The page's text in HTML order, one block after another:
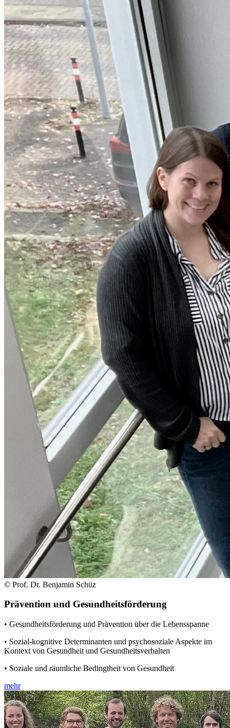
© Prof. Dr. Benjamin Schüz
Prävention und Gesundheitsförderung
• Gesundheitsförderung und Prävention über die Lebensspanne
• Sozial-kognitive Determinanten und psychosoziale Aspekte im
Kontext von Gesundheit und Gesundheitsverhalten
• Soziale und räumliche Bedingtheit von Gesundheit
mehr